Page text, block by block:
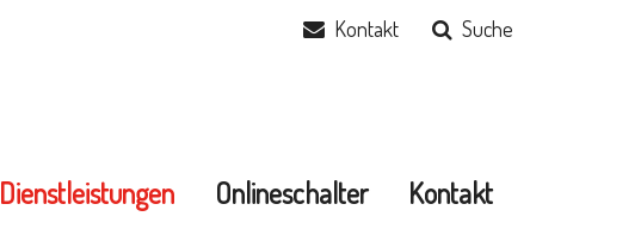
Kontakt Suche
Dienstleistungen Onlineschalter Kontakt